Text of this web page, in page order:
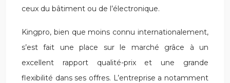
ceux du bâtiment ou de l’électronique.
Kingpro, bien que moins connu internationalement,
s’est fait une place sur le marché grâce à un
excellent rapport qualité-prix et une grande
flexibilité dans ses offres. L’entreprise a notamment